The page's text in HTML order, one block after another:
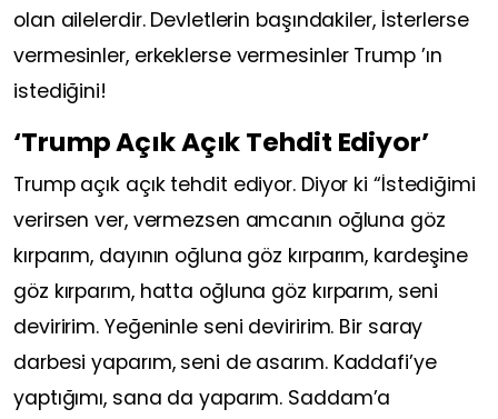
olan ailelerdir. Devletlerin başındakiler, İsterlerse
vermesinler, erkeklerse vermesinler Trump ’ın
istediğini!
‘Trump Açık Açık Tehdit Ediyor’
Trump açık açık tehdit ediyor. Diyor ki “İstediğimi
verirsen ver, vermezsen amcanın oğluna göz
kırparım, dayının oğluna göz kırparım, kardeşine
göz kırparım, hatta oğluna göz kırparım, seni
deviririm. Yeğeninle seni deviririm. Bir saray
darbesi yaparım, seni de asarım. Kaddafi’ye
yaptığımı, sana da yaparım. Saddam’a